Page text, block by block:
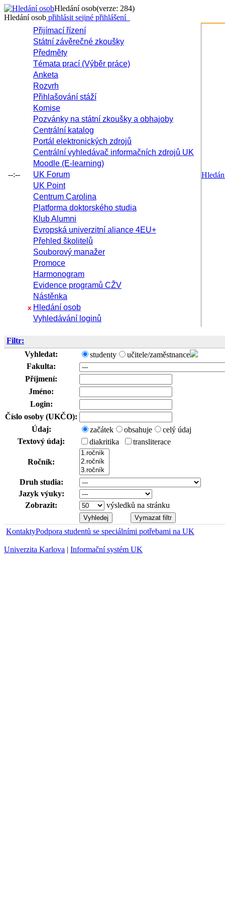
Hledání osob(verze: 284)
Hledání osob přihlásit sejiné přihlášení
--:--
Přijímací řízení
Státní závěrečné zkoušky
Předměty
Témata prací (Výběr práce)
Anketa
Rozvrh
Přihlašování stáží
Komise
Pozvánky na státní zkoušky a obhajoby
Centrální katalog
Portál elektronických zdrojů
Centrální vyhledávač informačních zdrojů UK
Moodle (E-learning)
UK Forum
UK Point
Centrum Carolina
Platforma doktorského studia
Klub Alumni
Evropská univerzitní aliance 4EU+
Přehled školitelů
Souborový manažer
Promoce
Harmonogram
Evidence programů CŽV
Nástěnka
x Hledání osob
Vyhledávání loginů
Filtr:
Vyhledat:
studenty
učitele/zaměstnance
Fakulta:
Příjmení:
Jméno:
Login:
Číslo osoby (UKČO):
Údaj:
začátek obsahuje
celý údaj
Textový údaj:
diakritika transliterace
Ročník:
Druh studia:
Jazyk výuky:
Zobrazit:
výsledků na stránku
KontaktyPodpora studentů se speciálními potřebami na UK
Univerzita Karlova | Informační systém UK